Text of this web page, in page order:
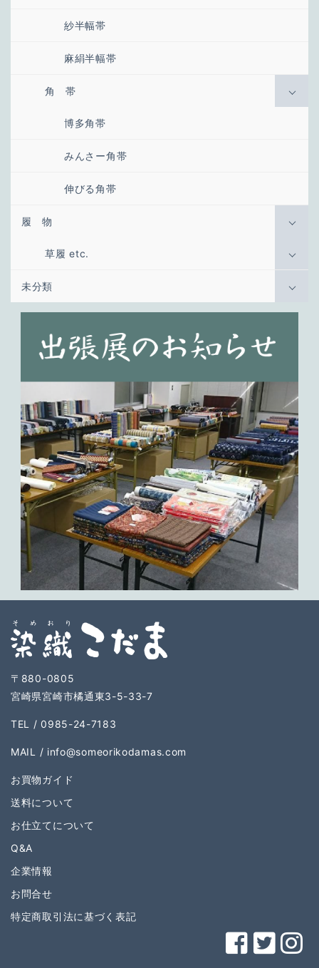
紗半幅帯
麻絹半幅帯
角 帯
博多角帯
みんさー角帯
伸びる角帯
履 物
草履 etc.
未分類
〒880-0805
宮崎県宮崎市橘通東3-5-33-7
TEL / 0985-24-7183
MAIL / info@someorikodamas.com
お買物ガイド
送料について
お仕立てについて
Q&A
企業情報
お問合せ
特定商取引法に基づく表記